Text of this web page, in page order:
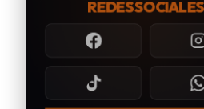
REDES SOCIALES